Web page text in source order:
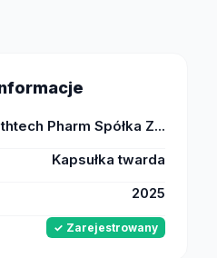
Pharm Spółka Z...
Kapsułka twarda
2025
✓ Zarejestrowany